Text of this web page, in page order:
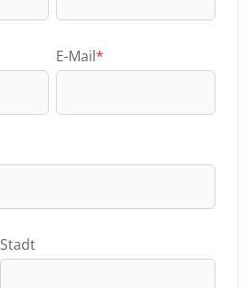
E-Mail*
Stadt